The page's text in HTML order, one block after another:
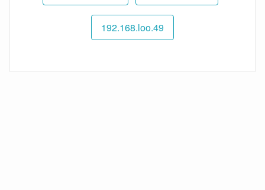
192.168.loo.49